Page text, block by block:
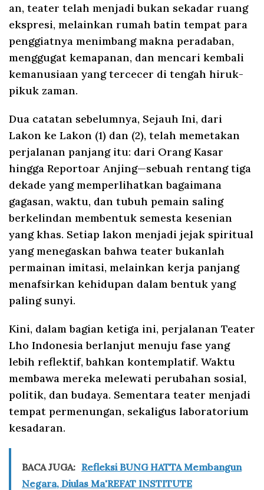
an, teater telah menjadi bukan sekadar ruang
ekspresi, melainkan rumah batin tempat para
penggiatnya menimbang makna peradaban,
menggugat kemapanan, dan mencari kembali
kemanusiaan yang tercecer di tengah hiruk-
pikuk zaman.
Dua catatan sebelumnya, Sejauh Ini, dari
Lakon ke Lakon (1) dan (2), telah memetakan
perjalanan panjang itu: dari Orang Kasar
hingga Reportoar Anjing—sebuah rentang tiga
dekade yang memperlihatkan bagaimana
gagasan, waktu, dan tubuh pemain saling
berkelindan membentuk semesta kesenian
yang khas. Setiap lakon menjadi jejak spiritual
yang menegaskan bahwa teater bukanlah
permainan imitasi, melainkan kerja panjang
menafsirkan kehidupan dalam bentuk yang
paling sunyi.
Kini, dalam bagian ketiga ini, perjalanan Teater
Lho Indonesia berlanjut menuju fase yang
lebih reflektif, bahkan kontemplatif. Waktu
membawa mereka melewati perubahan sosial,
politik, dan budaya. Sementara teater menjadi
tempat permenungan, sekaligus laboratorium
kesadaran.
BACA JUGA: Refleksi BUNG HATTA Membangun
Negara, Diulas Ma'REFAT INSTITUTE